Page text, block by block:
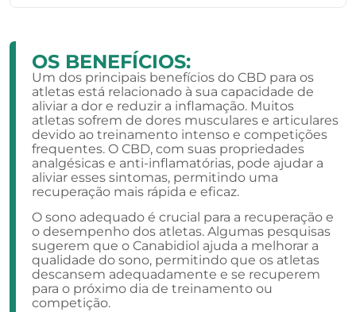
OS BENEFÍCIOS:
Um dos principais benefícios do CBD para os
atletas está relacionado à sua capacidade de
aliviar a dor e reduzir a inflamação. Muitos
atletas sofrem de dores musculares e articulares
devido ao treinamento intenso e competições
frequentes. O CBD, com suas propriedades
analgésicas e anti-inflamatórias, pode ajudar a
aliviar esses sintomas, permitindo uma
recuperação mais rápida e eficaz.
O sono adequado é crucial para a recuperação e
o desempenho dos atletas. Algumas pesquisas
sugerem que o Canabidiol ajuda a melhorar a
qualidade do sono, permitindo que os atletas
descansem adequadamente e se recuperem
para o próximo dia de treinamento ou
competição.